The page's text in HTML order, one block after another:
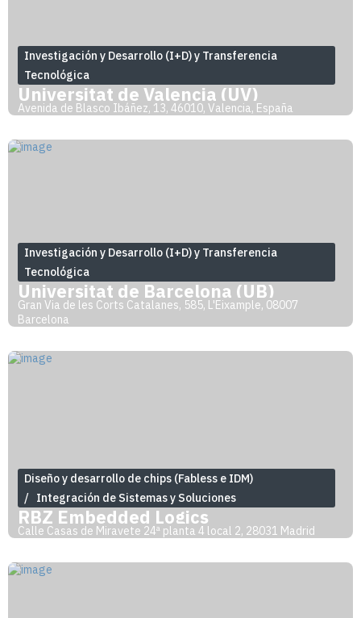
Investigación y Desarrollo (I+D) y Transferencia
Tecnológica
Universitat de Valencia (UV)
Avenida de Blasco Ibáñez, 13, 46010, Valencia, España
Investigación y Desarrollo (I+D) y Transferencia
Tecnológica
Universitat de Barcelona (UB)
Gran Via de les Corts Catalanes, 585, L'Eixample, 08007
Barcelona
Diseño y desarrollo de chips (Fabless e IDM)
Integración de Sistemas y Soluciones
RBZ Embedded Logics
Calle Casas de Miravete 24ª planta 4 local 2, 28031 Madrid